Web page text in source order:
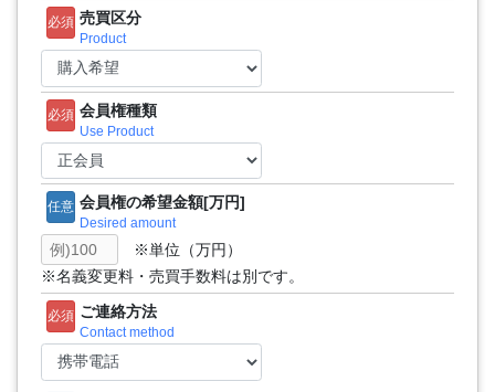
必須 売買区分
Product
必須 会員権種類
Use Product
任意 会員権の希望金額[万円]
Desired amount
※単位（万円）
※名義変更料・売買手数料は別です。
必須 ご連絡方法
Contact method